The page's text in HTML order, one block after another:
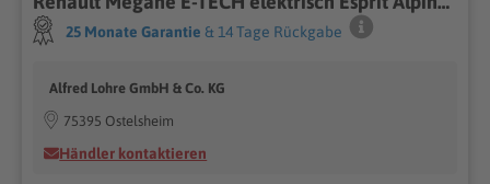
25 Monate Garantie & 14 Tage Rückgabe
Alfred Lohre GmbH & Co. KG
75395 Ostelsheim
Händler kontaktieren